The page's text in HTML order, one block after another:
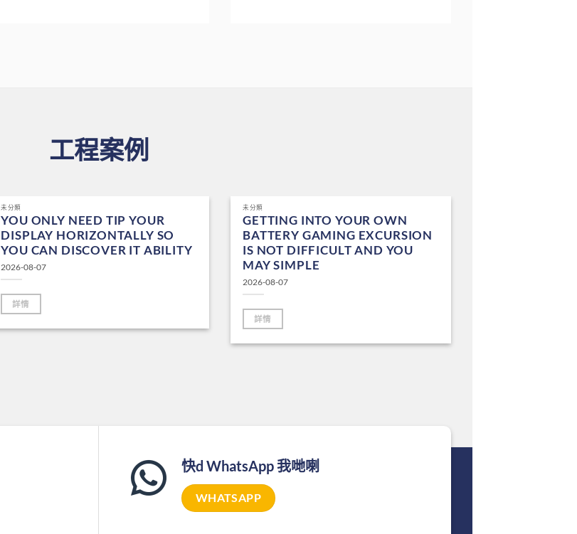
工程案例
未分類
YOU ONLY NEED TIP YOUR
DISPLAY HORIZONTALLY SO
YOU CAN DISCOVER IT ABILITY
2026-08-07
詳情
未分類
GETTING INTO YOUR OWN
BATTERY GAMING EXCURSION
IS NOT DIFFICULT AND YOU
MAY SIMPLE
2026-08-07
詳情
快d WhatsApp 我哋喇
WHATSAPP